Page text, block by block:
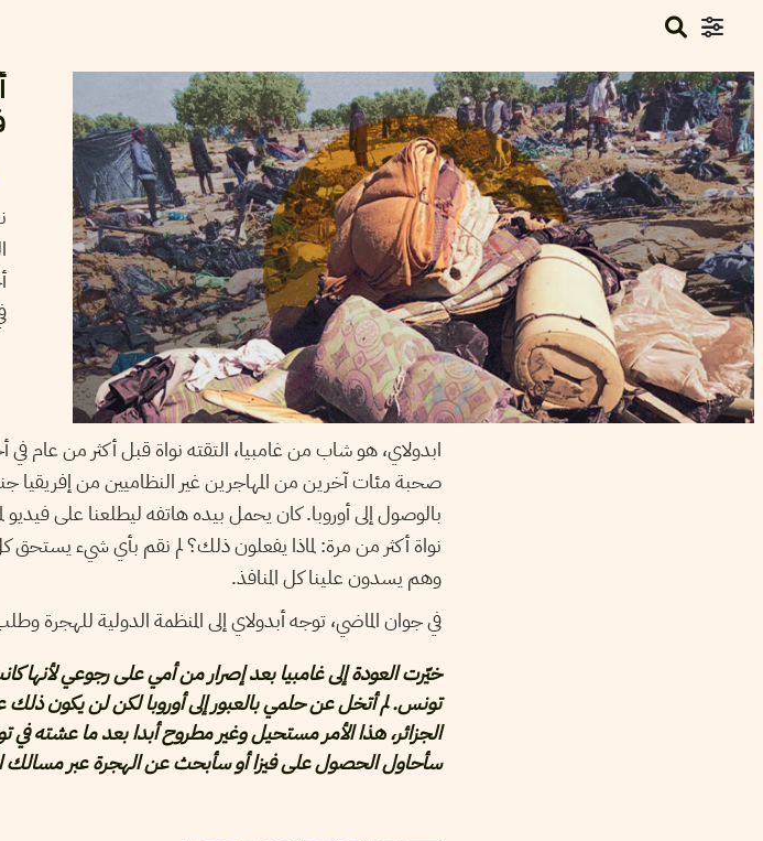
ابدولاي، هو شاب من غامبيا، التقته نواة قبل أكثر من عام
صحبة مئات آخرين من المهاجرين غير النظاميين من
بالوصول إلى أوروبا. كان يحمل بيده هاتفه ليطلعنا على
نواة أكثر من مرة: لماذا يفعلون ذلك؟ لم نقم بأي شيء يستحق
وهم يسدون علينا كل المنافذ.
في جوان الماضي، توجه أبدولاي إلى المنظمة الدولية للهجرة
خيّرت العودة إلى غامبيا بعد إصرار من أمي على رجوعي لأنها
تونس. لم أتخل عن حلمي بالعبور إلى أوروبا لكن لن يكون ذلك
الجزائر، هذا الأمر مستحيل وغير مطروح أبدا بعد ما عشته في
سأحاول الحصول على فيزا أو سأبحث عن الهجرة عبر مسالك